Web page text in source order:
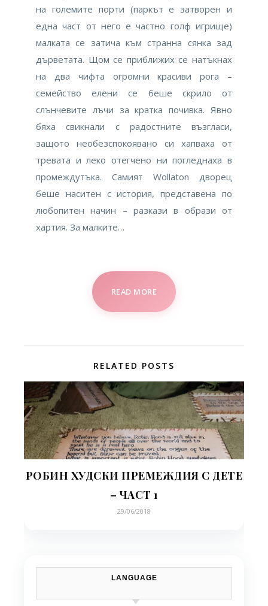
на големите порти (паркът е затворен и
една част от него е частно голф игрище)
малката се затича към странна сянка зад
дърветата. Щом се приближих се натъкнах
на два чифта огромни красиви рога –
семейство елени се беше скрило от
слънчевите лъчи за кратка почивка. Явно
бяха свикнали с радостните възгласи,
защото необезспокоявано си хапваха от
тревата и леко отегчено ни погледнаха в
промеждутъка. Самият Wollaton дворец
беше наситен с история, представена по
любопитен начин – разкази в образи от
хартия. За малките…
READ MORE
RELATED POSTS
РОБИН ХУДСКИ ПРЕМЕЖДИЯ С ДЕТЕ
– ЧАСТ 1
29/06/2018
LANGUAGE